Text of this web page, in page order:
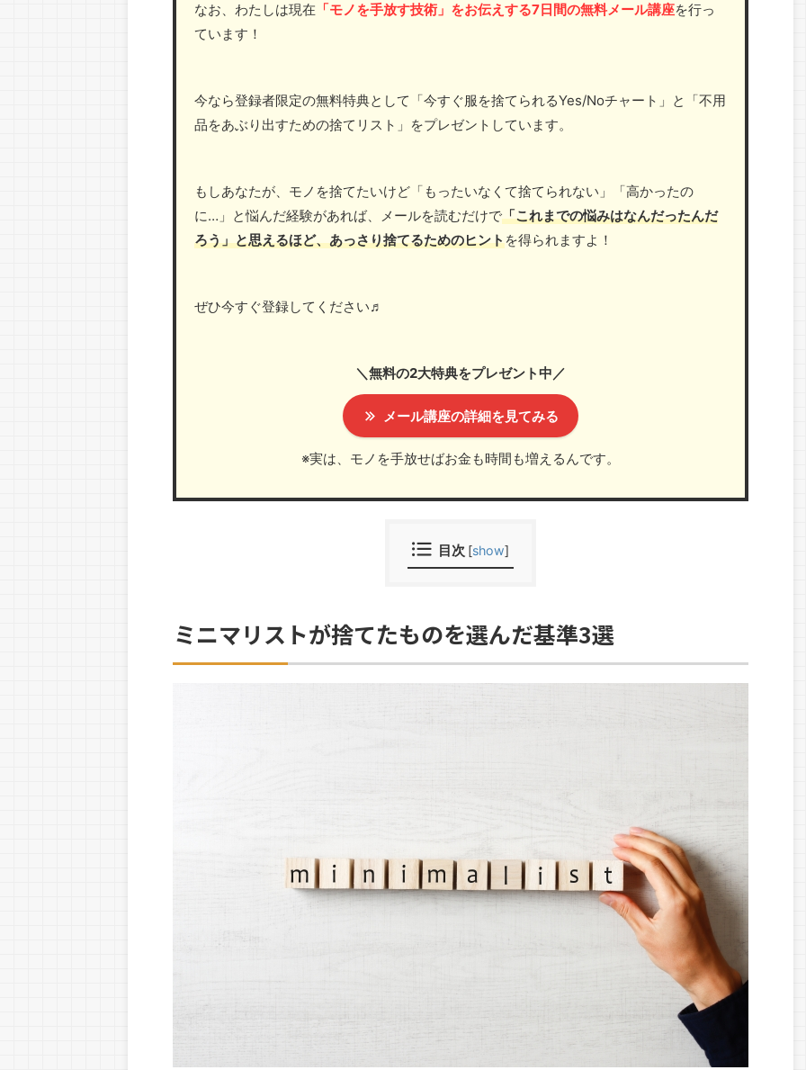
なお、わたしは現在 「モノを手放す技術」をお伝えする7日間の無料メール講座を行っ
ています！
今なら登録者限定の無料特典として「今すぐ服を捨てられるYes/Noチャート」と「不用
品をあぶり出すための捨てリスト」をプレゼントしています。
もしあなたが、モノを捨てたいけど「もったいなくて捨てられない」「高かったの
に…」と悩んだ経験があれば、メールを読むだけで「これまでの悩みはなんだったんだ
ろう」と思えるほど、あっさり捨てるためのヒントを得られますよ！
ぜひ今すぐ登録してください♬
＼無料の2大特典をプレゼント中／
メール講座の詳細を見てみる
※実は、モノを手放せばお金も時間も増えるんです。
目次 [show]
ミニマリストが捨てたものを選んだ基準3選